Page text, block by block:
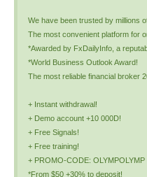
We have been trusted by millions
The most convenient platform for
*Awarded by FxDailyInfo, a
*World Business Outlook Award!
The most reliable financial broker
+ Instant withdrawal!
+ Demo account +10 000D!
+ Free Signals!
+ Free training!
+ PROMO-CODE: OLYMPOLYMP
*From $50 +30% to deposit!